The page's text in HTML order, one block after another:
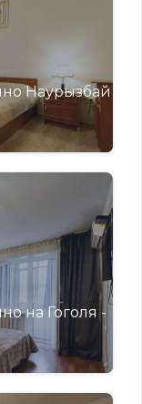
Наурызбай
на Гоголя -